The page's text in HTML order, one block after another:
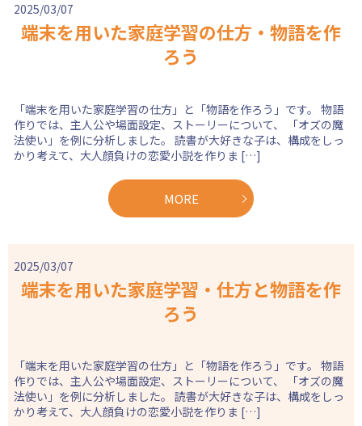
2025/03/07
端末を用いた家庭学習の仕方・物語を作
ろう
「端末を用いた家庭学習の仕方」と「物語を作ろう」です。 物語
作りでは、主人公や場面設定、ストーリーについて、 「オズの魔
法使い」を例に分析しました。 読書が大好きな子は、構成をしっ
かり考えて、大人顔負けの恋愛小説を作りま […]
MORE
2025/03/07
端末を用いた家庭学習・仕方と物語を作
ろう
「端末を用いた家庭学習の仕方」と「物語を作ろう」です。 物語
作りでは、主人公や場面設定、ストーリーについて、 「オズの魔
法使い」を例に分析しました。 読書が大好きな子は、構成をしっ
かり考えて、大人顔負けの恋愛小説を作りま […]